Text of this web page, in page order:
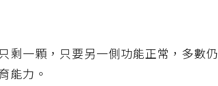
剩一顆，只要另一側功能正常，多數仍
能力。